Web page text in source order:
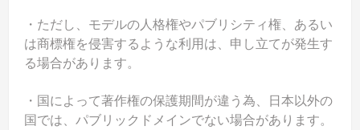
・ただし、モデルの人格権やパブリシティ権、あるい
は商標権を侵害するような利用は、申し立てが発生す
る場合があります。
・国によって著作権の保護期間が違う為、日本以外の
国では、パブリックドメインでない場合があります。